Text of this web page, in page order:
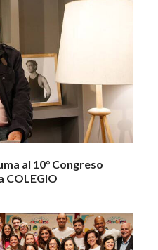
al 10° Congreso
COLEGIO